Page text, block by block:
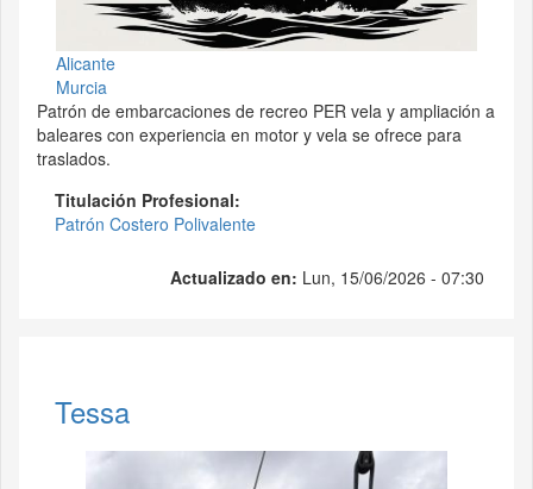
Alicante
Murcia
Patrón de embarcaciones de recreo PER vela y ampliación a
baleares con experiencia en motor y vela se ofrece para
traslados.
Titulación Profesional:
Patrón Costero Polivalente
Actualizado en: Lun, 15/06/2026 - 07:30
Tessa